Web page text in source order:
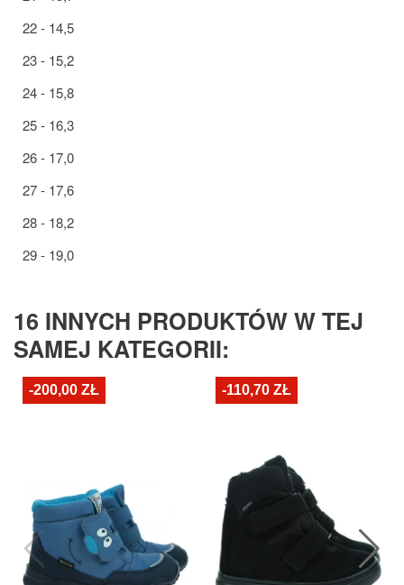
22 - 14,5
23 - 15,2
24 - 15,8
25 - 16,3
26 - 17,0
27 - 17,6
28 - 18,2
29 - 19,0
16 INNYCH PRODUKTÓW W TEJ
SAMEJ KATEGORII:
-200,00 ZŁ -110,70 ZŁ